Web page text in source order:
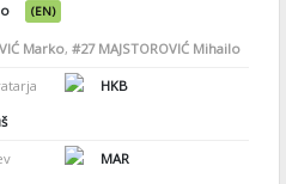
(EN)
Marko, #27MAJSTOROVIĆ Mihailo
HKB
MAR